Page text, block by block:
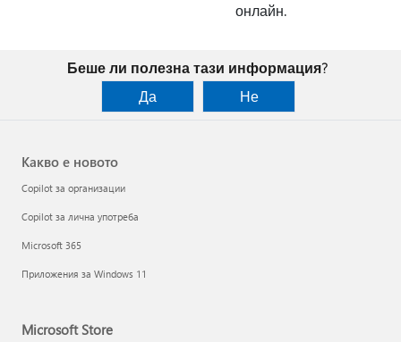
онлайн.
Беше ли полезна тази информация?
Да
Не
Какво е новото
Copilot за организации
Copilot за лична употреба
Microsoft 365
Приложения за Windows 11
Microsoft Store